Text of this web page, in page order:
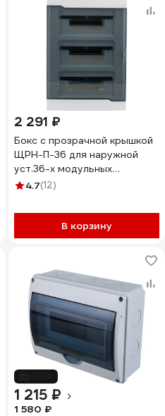
2 291 ₽
Бокс с прозрачной крышкой
ЩРН-П-36 для наружной
уст.36-х модульных
устройств (10шт) Lezard
4.7(12)
В корзину
1 215 ₽
1 580 ₽